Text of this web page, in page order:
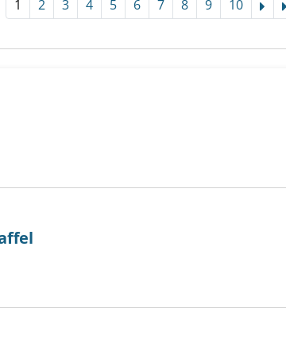
1 2 3 4 5 6 7 8 9 10
Staffel anzeigen